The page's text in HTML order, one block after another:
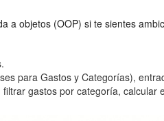
a objetos (OOP) si te sientes
para Gastos y Categorías),
gastos por categoría, calcular